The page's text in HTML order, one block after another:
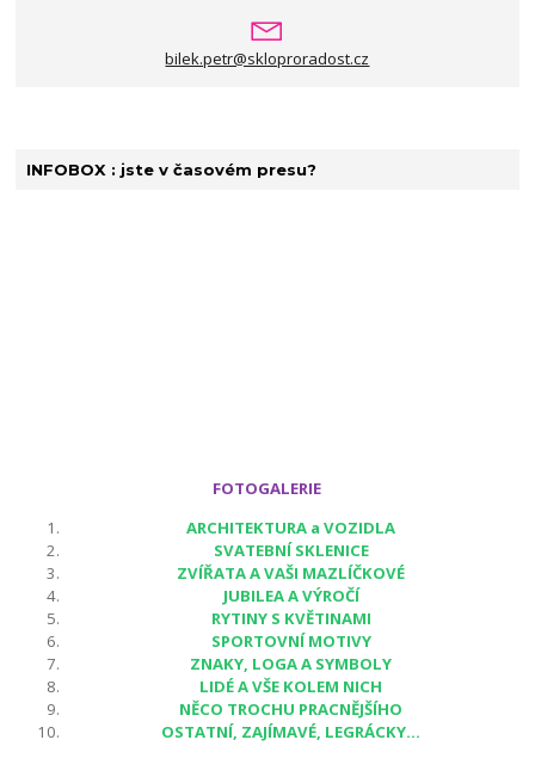
bilek.petr@skloproradost.cz
INFOBOX : jste v časovém presu?
FOTOGALERIE
ARCHITEKTURA a VOZIDLA
SVATEBNÍ SKLENICE
ZVÍŘATA A VAŠI MAZLÍČKOVÉ
JUBILEA A VÝROČÍ
RYTINY S KVĚTINAMI
SPORTOVNÍ MOTIVY
ZNAKY, LOGA A SYMBOLY
LIDÉ A VŠE KOLEM NICH
NĚCO TROCHU PRACNĚJŠÍHO
OSTATNÍ, ZAJÍMAVÉ, LEGRÁCKY...